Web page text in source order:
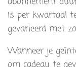
is per kwartaal
gevarieerd met
Wanneer je